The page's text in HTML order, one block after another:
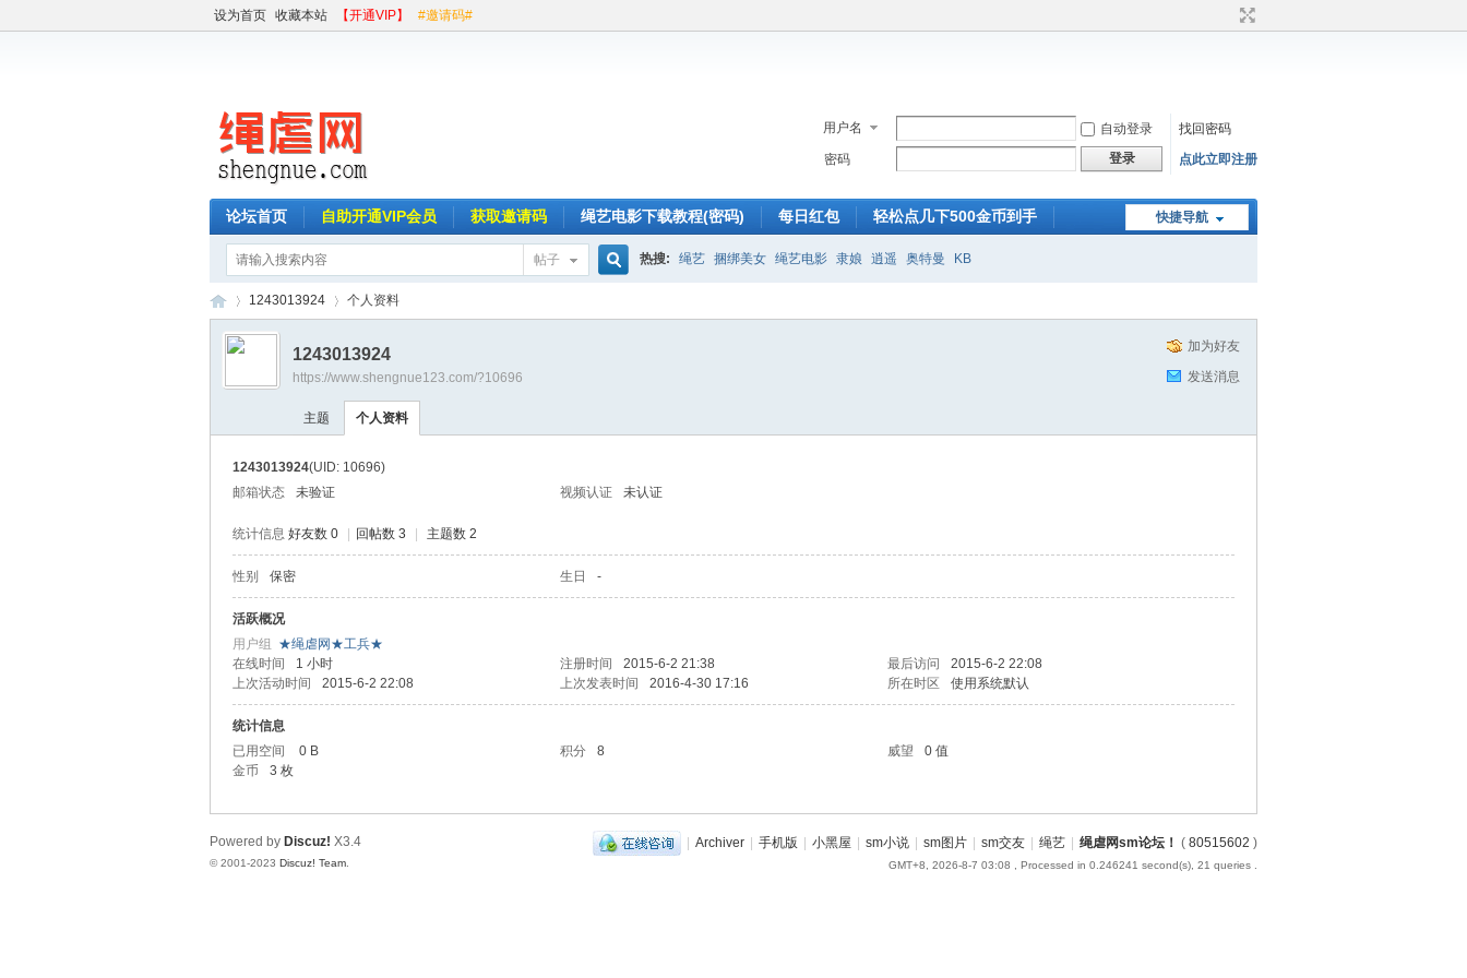
设为首页 收藏本站 【开通VIP】 #邀请码#
用户名 自动登录
找回密码
密码
登录 点此立即注册
快捷导航
论坛首页 自助开通VIP会员 获取邀请码 绳艺电影下载教程(密码) 每日红包 轻松点几下500金币到手
帖子 热搜: 绳艺 捆绑美女 绳艺电影 隶娘 逍遥 奥特曼 KB
›
1243013924 个人资料
加为好友
发送消息
1243013924
https://www.shengnue123.com/?10696
主题 个人资料
1243013924(UID: 10696)
邮箱状态
未验证 视频认证 未认证
统计信息 好友数 0 回帖数 3 主题数 2
性别 保密 生日 -
活跃概况
用户组 ★绳虐网★工兵★
在线时间
1 小时 注册时间 2015-6-2 21:38 最后访问
2015-6-2 22:08
上次活动时间
2015-6-2 22:08 上次发表时间 2016-4-30 17:16 所在时区 使用系统默认
统计信息
已用空间
0 B 积分 8 威望
0 值
金币
3 枚
| Archiver | 手机版 | 小黑屋 | sm小说 | sm图片 | sm交友 | 绳艺 | 绳虐网sm论坛！ ( 80515602 )
GMT+8, 2026-8-7 03:08 , Processed in 0.246241 second(s), 21 queries .
Powered by Discuz! X3.4
© 2001-2023 Discuz! Team